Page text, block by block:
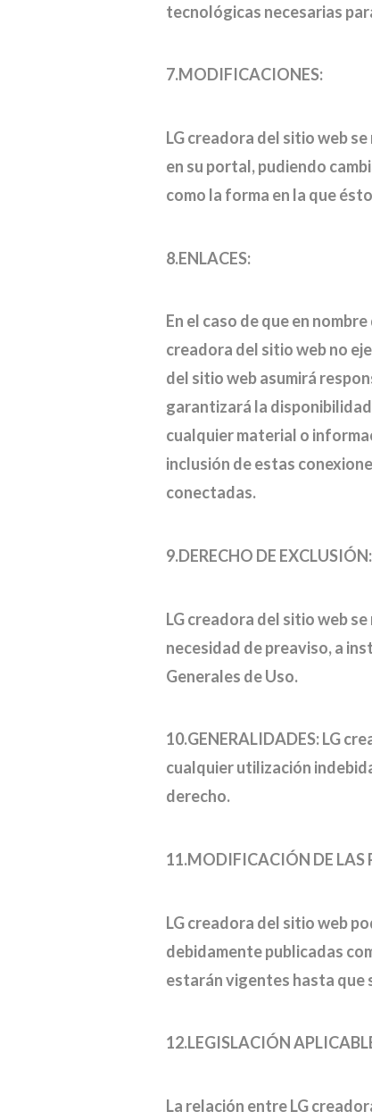
tecnológicas necesarias
7.MODIFICACIONES:
LG creadora del sitio web
en su portal, pudiendo
como la forma en la que
8.ENLACES:
En el caso de que en
creadora del sitio web no
del sitio web asumirá
garantizará la
cualquier material o
inclusión de estas
conectadas.
9.DERECHO DE EXCLUSIÓN:
LG creadora del sitio web
necesidad de preaviso, a
Generales de Uso.
10.GENERALIDADES: LG
cualquier utilización
derecho.
11.MODIFICACIÓN DE LAS
LG creadora del sitio web
debidamente publicadas
estarán vigentes hasta que
12.LEGISLACIÓN
La relación entre LG